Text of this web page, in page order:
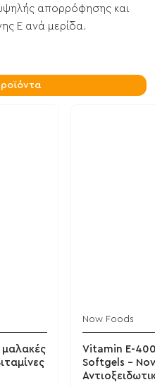
απορρόφησης και
Ε ανά μερίδα.
Now Foods
Vitamin E-
Softgels -